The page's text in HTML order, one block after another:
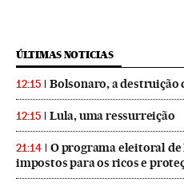
ÚLTIMAS NOTICIAS
12:15 Bolsonaro, a destruição
12:15 Lula, uma ressurreição
21:14
O programa eleitoral de
impostos para os ricos e